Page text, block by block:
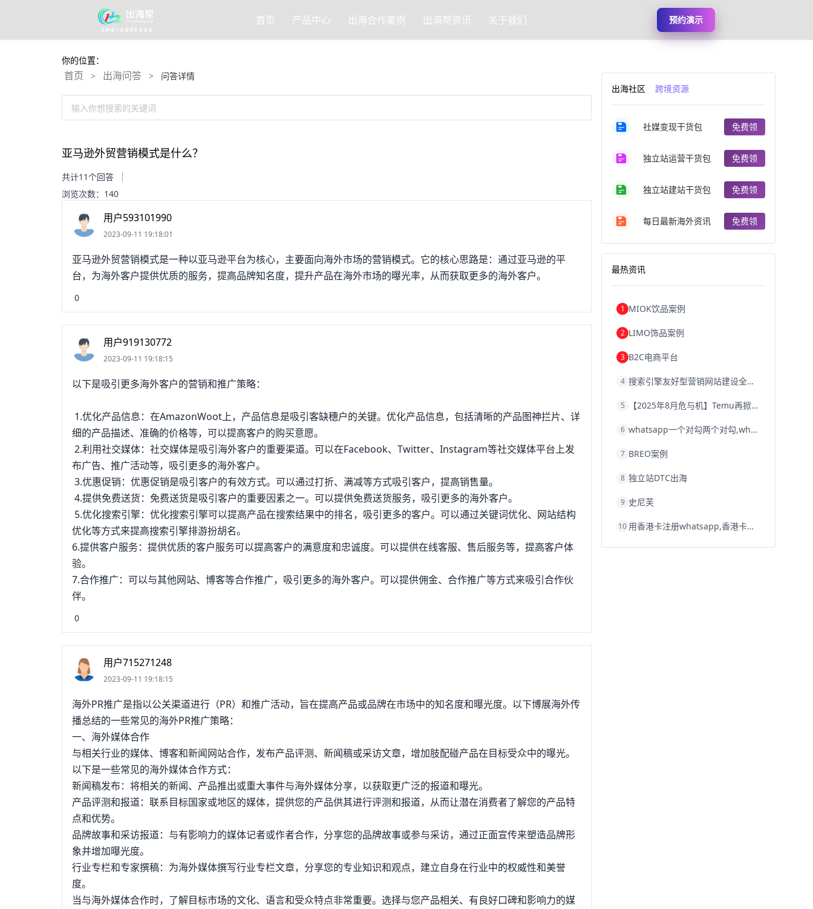
首页 产品中心 出海合作案例 出海帮资讯 关于我们 预约演示
你的位置：
首页 > 出海问答 > 问答详情
输入你想搜索的关键词
亚马逊外贸营销模式是什么？
共计11个回答
浏览次数：140
用户593101990
2023-09-11 19:18:01
亚马逊外贸营销模式是一种以亚马逊平台为核心，主要面向海外市场的营销模式。它的核心思路是：通过亚马逊的平
台，为海外客户提供优质的服务，提高品牌知名度，提升产品在海外市场的曝光率，从而获取更多的海外客户。
0
用户919130772
2023-09-11 19:18:15
以下是吸引更多海外客户的营销和推广策略：
1.优化产品信息：在AmazonWoot上，产品信息是吸引客缺穗户的关键。优化产品信息，包括清晰的产品图神拦片、详
细的产品描述、准确的价格等，可以提高客户的购买意愿。
2.利用社交媒体：社交媒体是吸引海外客户的重要渠道。可以在Facebook、Twitter、Instagram等社交媒体平台上发
布广告、推广活动等，吸引更多的海外客户。
3.优惠促销：优惠促销是吸引客户的有效方式。可以通过打折、满减等方式吸引客户，提高销售量。
4.提供免费送货：免费送货是吸引客户的重要因素之一。可以提供免费送货服务，吸引更多的海外客户。
5.优化搜索引擎：优化搜索引擎可以提高产品在搜索结果中的排名，吸引更多的客户。可以通过关键词优化、网站结构
优化等方式来提高搜索引擎排游扮胡名。
6.提供客户服务：提供优质的客户服务可以提高客户的满意度和忠诚度。可以提供在线客服、售后服务等，提高客户体
验。
7.合作推广：可以与其他网站、博客等合作推广，吸引更多的海外客户。可以提供佣金、合作推广等方式来吸引合作伙
伴。
0
用户715271248
2023-09-11 19:18:15
海外PR推广是指以公关渠道进行（PR）和推广活动，旨在提高产品或品牌在市场中的知名度和曝光度。以下博展海外传
播总结的一些常见的海外PR推广策略：
一、海外媒体合作
与相关行业的媒体、博客和新闻网站合作，发布产品评测、新闻稿或采访文章，增加肢配碰产品在目标受众中的曝光。
以下是一些常见的海外媒体合作方式：
新闻稿发布：将相关的新闻、产品推出或重大事件与海外媒体分享，以获取更广泛的报道和曝光。
产品评测和报道：联系目标国家或地区的媒体，提供您的产品供其进行评测和报道，从而让潜在消费者了解您的产品特
点和优势。
品牌故事和采访报道：与有影响力的媒体记者或作者合作，分享您的品牌故事或参与采访，通过正面宣传来塑造品牌形
象并增加曝光度。
行业专栏和专家撰稿：为海外媒体撰写行业专栏文章，分享您的专业知识和观点，建立自身在行业中的权威性和美誉
度。
当与海外媒体合作时，了解目标市场的文化、语言和受众特点非常重要。选择与您产品相关、有良好口碑和影响力的媒
出海社区 跨境资源
社媒变现干货包 免费领
独立站运营干货包 免费领
独立站建站干货包 免费领
每日最新海外资讯 免费领
最热资讯
1 MIOK饮品案例
2 LIMO饰品案例
3 B2C电商平台
4 搜索引擎友好型营销网站建设全攻略
5 【2025年8月危与机】Temu再掀封店风暴，独立站才是跨境卖家的避险通道
6 whatsapp一个对勾两个对勾,whatsapp对勾代表什么意思
7 BREO案例
8 独立站DTC出海
9 史尼芙
10 用香港卡注册whatsapp,香港卡不能注册whatsapp